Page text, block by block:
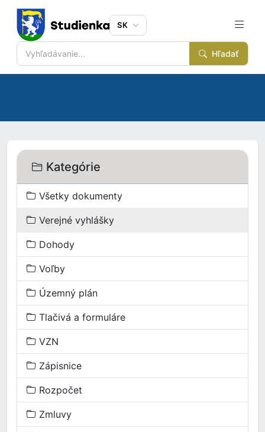
Hľadať
SK
Kategórie
Všetky dokumenty
Verejné vyhlášky
Dohody
Voľby
Územný plán
Tlačivá a formuláre
VZN
Zápisnice
Rozpočet
Zmluvy